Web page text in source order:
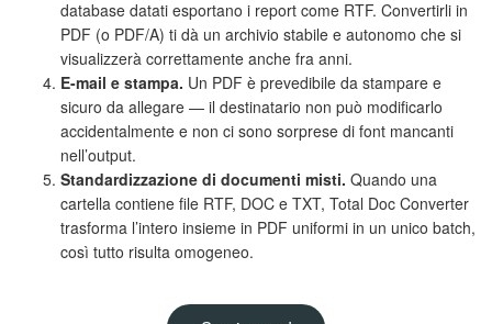
database datati esportano i report come RTF. Convertirli in
PDF (o PDF/A) ti dà un archivio stabile e autonomo che si
visualizzerà correttamente anche fra anni.
E-mail e stampa. Un PDF è prevedibile da stampare e
sicuro da allegare — il destinatario non può modificarlo
accidentalmente e non ci sono sorprese di font mancanti
nell’output.
Standardizzazione di documenti misti. Quando una
cartella contiene file RTF, DOC e TXT, Total Doc Converter
trasforma l’intero insieme in PDF uniformi in un unico batch,
così tutto risulta omogeneo.